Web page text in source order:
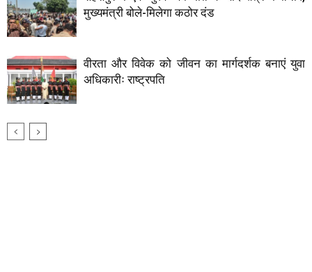
मुख्यमंत्री बोले-मिलेगा कठोर दंड
वीरता और विवेक को जीवन का मार्गदर्शक बनाएं युवा
अधिकारीः राष्ट्रपति